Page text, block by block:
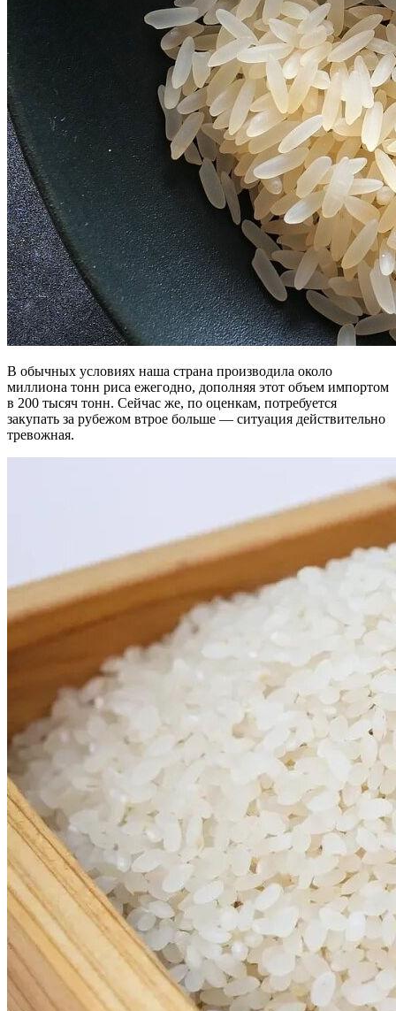
В обычных условиях наша страна производила около
миллиона тонн риса ежегодно, дополняя этот объем импортом
в 200 тысяч тонн. Сейчас же, по оценкам, потребуется
закупать за рубежом втрое больше — ситуация действительно
тревожная.